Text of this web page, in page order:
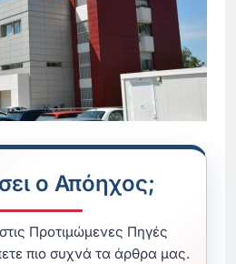
ο Απόηχος;
Προτιμώμενες Πηγές
πιο συχνά τα άρθρα μας.